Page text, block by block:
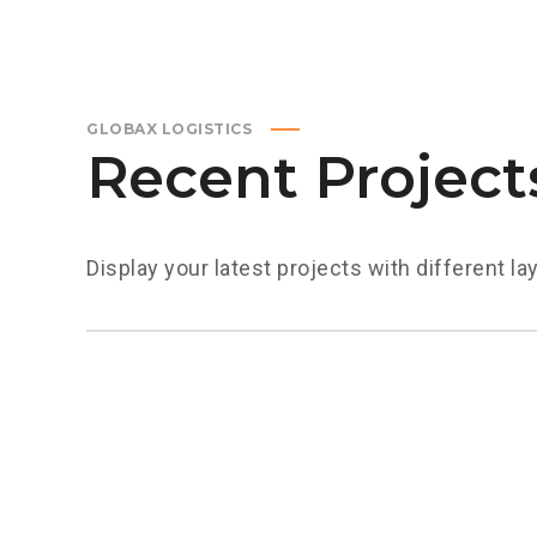
GLOBAX LOGISTICS
Recent
Display your latest projects with different